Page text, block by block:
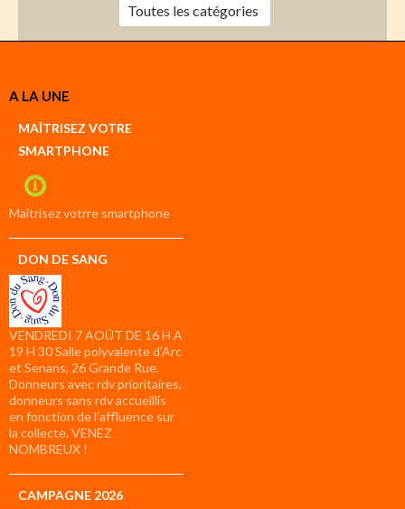
Toutes les catégories
Créer
compte
compte
A LA UNE
MAÎTRISEZ VOTRE
SMARTPHONE
Maîtrisez votrre smartphone
DON DE SANG
VENDREDI 7 AOÛT DE 16 H A
19 H 30 Salle polyvalente d’Arc
et Senans, 26 Grande Rue.
Donneurs avec rdv prioritaires,
donneurs sans rdv accueillis
en fonction de l’affluence sur
la collecte. VENEZ
NOMBREUX !
CAMPAGNE 2026